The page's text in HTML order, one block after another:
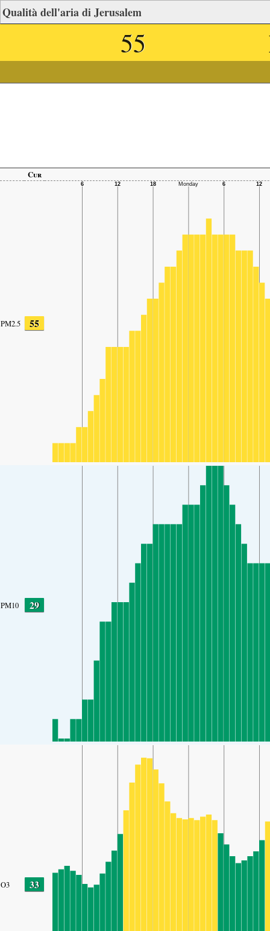
Qualità dell'aria di Jerusalem
55
Cur
PM2.5 55
PM10 29
O3 33